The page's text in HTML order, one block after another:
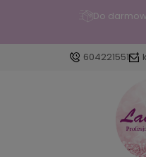
Do
604221551